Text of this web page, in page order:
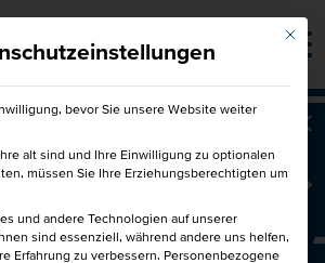
Barrierefrei
und 50€ für einen
Freunde werben Freunde
Mit
bevor Sie unsere Website weiter
alt sind und Ihre Einwilligung zu optionalen
müssen Sie Ihre Erziehungsberechtigten um
und andere Technologien auf unserer
sind essenziell, während andere uns helfen,
Erfahrung zu verbessern. Personenbezogene